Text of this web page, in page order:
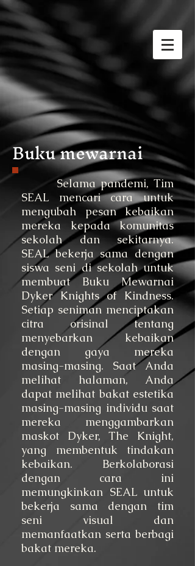
Buku mewarnai
Selama pandemi, Tim
SEAL mencari cara untuk
mengubah pesan kebaikan
mereka kepada komunitas
sekolah dan sekitarnya.
SEAL bekerja sama dengan
siswa seni di sekolah untuk
membuat Buku Mewarnai
Dyker Knights of Kindness.
Setiap seniman menciptakan
citra orisinal tentang
menyebarkan kebaikan
dengan gaya mereka
masing-masing. Saat Anda
melihat halaman, Anda
dapat melihat bakat estetika
masing-masing individu saat
mereka menggambarkan
maskot Dyker, The Knight,
yang membentuk tindakan
kebaikan. Berkolaborasi
dengan cara ini
memungkinkan SEAL untuk
bekerja sama dengan tim
seni visual dan
memanfaatkan serta berbagi
bakat mereka.